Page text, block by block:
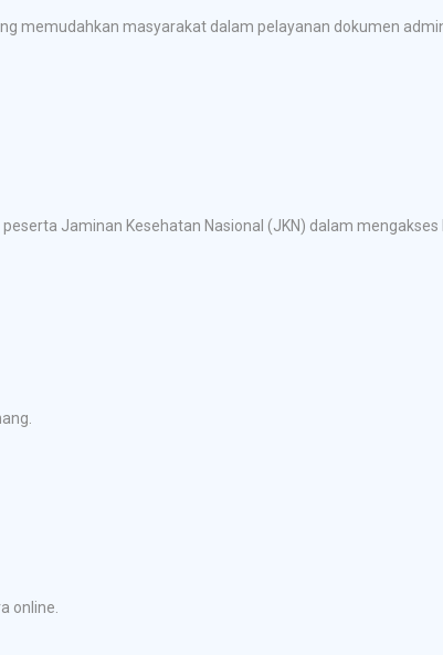
memudahkan masyarakat dalam pelayanan dokumen
Jaminan Kesehatan Nasional (JKN) dalam
online.